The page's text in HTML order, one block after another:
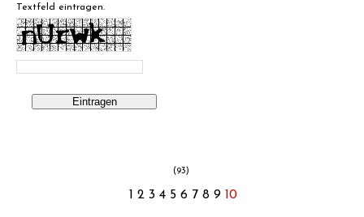
Textfeld eintragen.
(93)
1 2 3 4 5 6 7 8 9 10